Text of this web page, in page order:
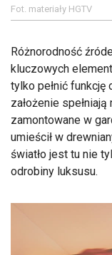
Fot. materiały HGTV
Różnorodność
kluczowych
tylko pełnić funkcję
założenie
zamontowane w
umieścił w
światło jest tu nie
odrobiny luksusu.